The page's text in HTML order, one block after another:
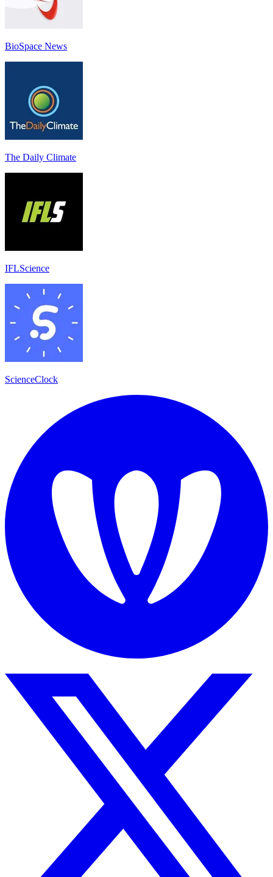
BioSpace News
The Daily Climate
IFLScience
ScienceClock